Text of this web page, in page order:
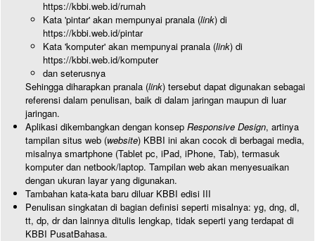
https://kbbi.web.id/rumah
Kata 'pintar' akan mempunyai pranala (link) di
https://kbbi.web.id/pintar
Kata 'komputer' akan mempunyai pranala (link) di
https://kbbi.web.id/komputer
dan seterusnya
Sehingga diharapkan pranala (link) tersebut dapat digunakan sebagai
referensi dalam penulisan, baik di dalam jaringan maupun di luar
jaringan.
Aplikasi dikembangkan dengan konsep Responsive Design, artinya
tampilan situs web (website) KBBI ini akan cocok di berbagai media,
misalnya smartphone (Tablet pc, iPad, iPhone, Tab), termasuk
komputer dan netbook/laptop. Tampilan web akan menyesuaikan
dengan ukuran layar yang digunakan.
Tambahan kata-kata baru diluar KBBI edisi III
Penulisan singkatan di bagian definisi seperti misalnya: yg, dng, dl,
tt, dp, dr dan lainnya ditulis lengkap, tidak seperti yang terdapat di
KBBI PusatBahasa.